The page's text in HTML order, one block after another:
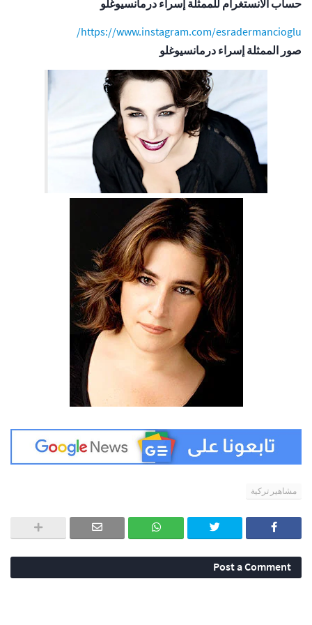
حساب الانستغرام للممثلة إسراء درمانسيوغلو
https://www.instagram.com/esradermancioglu/
صور الممثلة إسراء درمانسيوغلو
مشاهير تركية
Post a Comment